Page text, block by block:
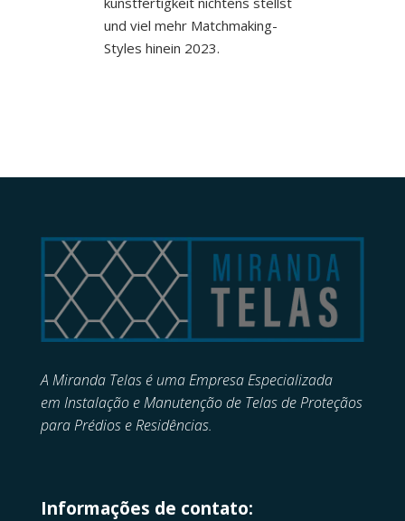
und viel mehr Matchmaking-
Styles hinein 2023.
A Miranda Telas é uma Empresa Especializada
em Instalação e Manutenção de Telas de Proteçãos
para Prédios e Residências.
Informações de contato: